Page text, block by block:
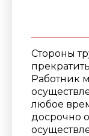
Стороны
Работник
любое
досрочно